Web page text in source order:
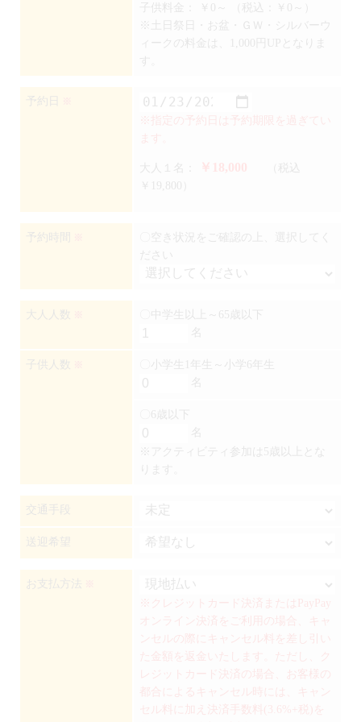
（税込：￥0～）
※土日祭日・お盆・ＧＷ・シルバーウ
ィークの料金は、1,000円UPとなりま
予約日
※指定の予約日は予約期限を過ぎてい
大人１名： ￥18,000
（税込
￥19,800）
予約時間
〇空き状況をご確認の上、選択してく
ださい
大人人数
〇中学生以上～65歳以下
名
子供人数
〇小学生1年生～小学6年生
名
〇6歳以下
名
※アクティビティ参加は5歳以上とな
交通手段
送迎希望
お支払方法
※クレジットカード決済またはPayPay
オンライン決済をご利用の場合、キャ
ンセルの際にキャンセル料を差し引い
た金額を返金いたします。ただし、ク
レジットカード決済の場合、お客様の
都合によるキャンセル時には、キャン
セル料に加え決済手数料(3.6%+税)を